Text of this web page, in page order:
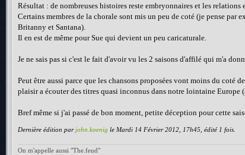
Résultat : de nombreuses histoires reste embryonnaires et les
Certains membres de la chorale sont mis un peu de coté (je pense par
Britanny et Santana).
Il en est de même pour Sue qui devient un peu caricaturale.
Je ne sais pas si c'est le fait d'avoir vu les 2 saisons d'affilé qui m'a
Peut être aussi parce que les chansons proposées vont moins du coté
plaisir a écouter des titres quasi inconnus dans notre lointaine Europe
Bref même si j'ai passé de bon moment, petite déception pour cette
Dernière édition par john.koenig le Mardi 14 Février 2012, 17h45, édité 1 fois.
On m'appelle aussi "The.feud"